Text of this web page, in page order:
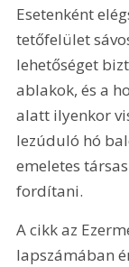
Esetenként
tetőfelület
lehetőséget
ablakok, és a
alatt ilyenkor
lezúduló hó
emeletes
fordítani.
A cikk az
lapszámában